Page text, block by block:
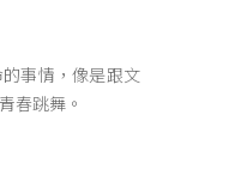
事情，像是跟文
春跳舞。